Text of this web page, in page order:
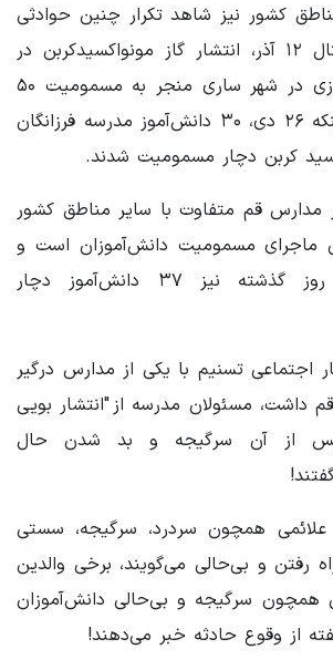
کشور نیز شاهد تکرار چنین حوادثی
هستیم به‌عنوان مثال ۱۲ آذر، انتشار گاز مونواکسیدکربن در
یک مدرسه شبانه‌روزی در شهر ساری منجر به مسمومیت ۵۰
دانش‌آموز شد یا اینکه ۲۶ دی، ۳۰ دانش‌آموز مدرسه فرزانگان
کربن دچار مسمومیت شدند.
مدارس قم متفاوت با سایر مناطق کشور
ماجرای مسمومیت دانش‌آموزان است و
در آخرین مورد، روز گذشته نیز ۳۷ دانش‌آموز دچار
اجتماعی تسنیم با یکی از مدارس درگیر
داشت، مسئولان مدرسه از "انتشار بویی
پس از آن سرگیجه و بد شدن حال
علائمی همچون سردرد، سرگیجه، سستی
رفتن و بی‌حالی می‌گویند، برخی والدین
همچون سرگیجه و بی‌حالی دانش‌آموزان
از وقوع حادثه خبر می‌دهند!